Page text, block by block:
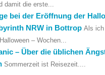
damit die erste...
bei der Eröffnung der
NRW in Bottrop Als ich
– Wochen...
– Über die üblichen
Sommerzeit ist Reisezeit....